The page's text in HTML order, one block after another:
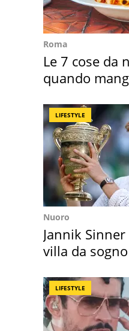
Roma
Le 7 cose da
quando
LIFESTYLE
Nuoro
Jannik
villa da
LIFESTYLE